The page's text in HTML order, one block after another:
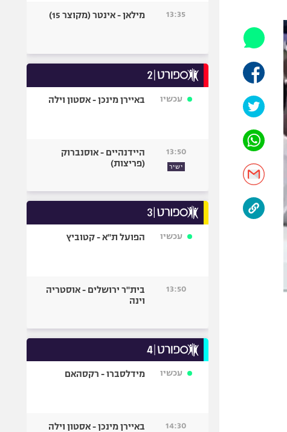
אופניים
כדורמים
פוטבול אמריקאי NFL
גיימינג E-Sports
13:35 מילאן - אינטר (מקוצר 15)
עכשיו באיירן מינכן - אסטון וילה
13:50
ישיר
היידנהיים - אוסנברוק
(פריצות)
עכשיו הפועל ת"א - קטוביץ
13:50
בית"ר ירושלים - אוסטריה
וינה
עכשיו מידלסברו - רקסהאם
14:30
באיירן מינכן - אסטון וילה